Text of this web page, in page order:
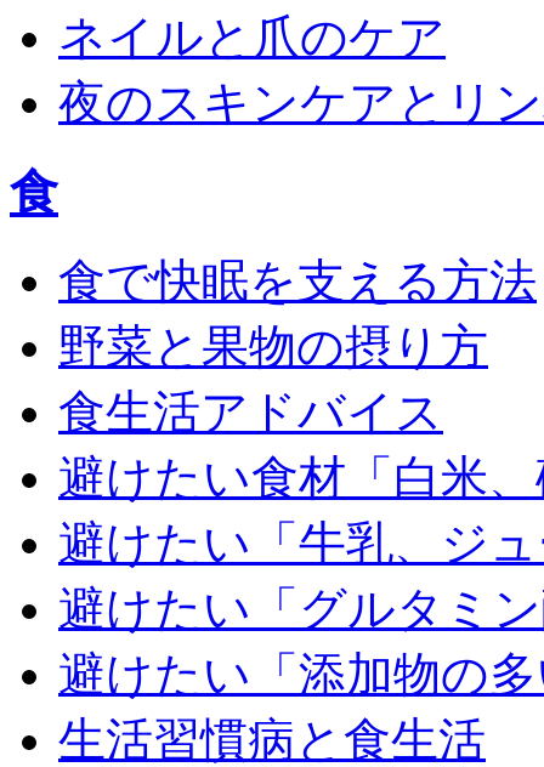
ネイルと爪のケア
夜のスキンケアとリ
食
食で快眠を支える方法
野菜と果物の摂り方
食生活アドバイス
避けたい食材「白米
避けたい「牛乳、ジ
避けたい「グルタミ
避けたい「添加物の
生活習慣病と食生活